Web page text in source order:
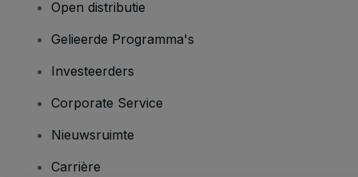
Open distributie
Gelieerde Programma's
Investeerders
Corporate Service
Nieuwsruimte
Carrière